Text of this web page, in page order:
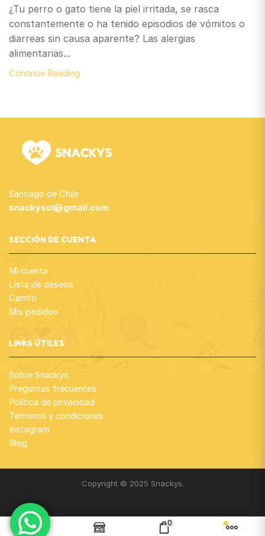
¿Tu perro o gato tiene la piel irritada, se rasca
constantemente o ha tenido episodios de vómitos o
diarreas sin causa aparente? Las alergias
alimentarias...
Continue Reading
Santiago de Chile
snackyscl@gmail.com
SECCIÓN DE CUENTA
Mi cuenta
Lista de deseos
Carrito
Mis pedidos
LINKS ÚTILES
Sobre Snackys
Preguntas frecuentes
Política de privacidad
Términos y condiciones
Instagram
Blog
Copyright © 2025 Snackys.
¡Gracias por visitar nuestra web!
0